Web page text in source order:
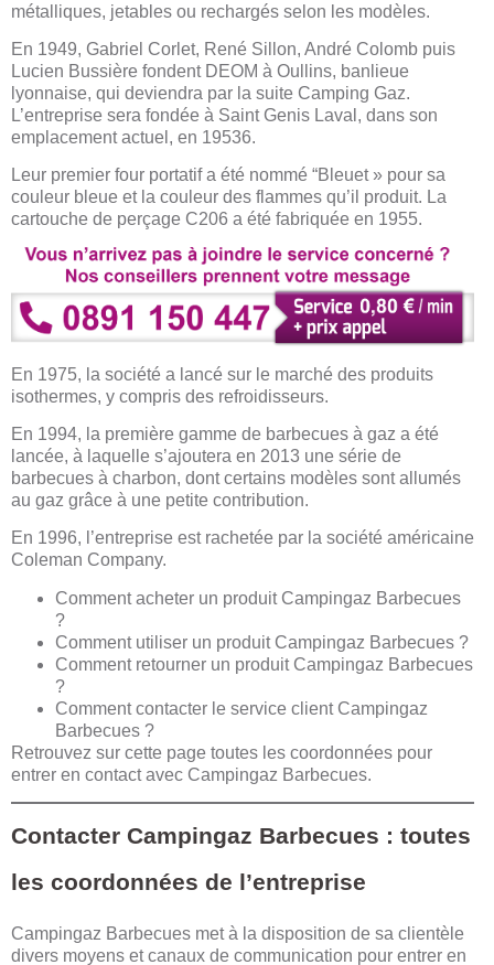
métalliques, jetables ou rechargés selon les modèles.
En 1949, Gabriel Corlet, René Sillon, André Colomb puis
Lucien Bussière fondent DEOM à Oullins, banlieue
lyonnaise, qui deviendra par la suite Camping Gaz.
L’entreprise sera fondée à Saint Genis Laval, dans son
emplacement actuel, en 19536.
Leur premier four portatif a été nommé “Bleuet » pour sa
couleur bleue et la couleur des flammes qu’il produit. La
cartouche de perçage C206 a été fabriquée en 1955.
En 1975, la société a lancé sur le marché des produits
isothermes, y compris des refroidisseurs.
En 1994, la première gamme de barbecues à gaz a été
lancée, à laquelle s’ajoutera en 2013 une série de
barbecues à charbon, dont certains modèles sont allumés
au gaz grâce à une petite contribution.
En 1996, l’entreprise est rachetée par la société américaine
Coleman Company.
Comment acheter un produit Campingaz Barbecues
?
Comment utiliser un produit Campingaz Barbecues ?
Comment retourner un produit Campingaz Barbecues
?
Comment contacter le service client Campingaz
Barbecues ?
Retrouvez sur cette page toutes les coordonnées pour
entrer en contact avec Campingaz Barbecues.
Contacter Campingaz Barbecues : toutes
les coordonnées de l’entreprise
Campingaz Barbecues met à la disposition de sa clientèle
divers moyens et canaux de communication pour entrer en